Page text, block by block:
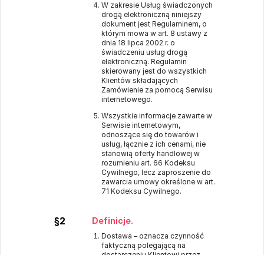
W zakresie Usług świadczonych
drogą elektroniczną niniejszy
dokument jest Regulaminem, o
którym mowa w art. 8 ustawy z
dnia 18 lipca 2002 r. o
świadczeniu usług drogą
elektroniczną. Regulamin
skierowany jest do wszystkich
Klientów składających
Zamówienie za pomocą Serwisu
internetowego.
Wszystkie informacje zawarte w
Serwisie internetowym,
odnoszące się do towarów i
usług, łącznie z ich cenami, nie
stanowią oferty handlowej w
rozumieniu art. 66 Kodeksu
Cywilnego, lecz zaproszenie do
zawarcia umowy określone w art.
71 Kodeksu Cywilnego.
§2 Definicje.
Dostawa – oznacza czynność
faktyczną polegającą na